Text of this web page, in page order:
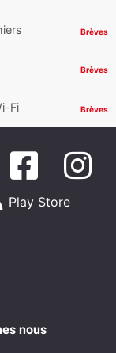
Brèves
Brèves
Fi
Brèves
Play Store
nous